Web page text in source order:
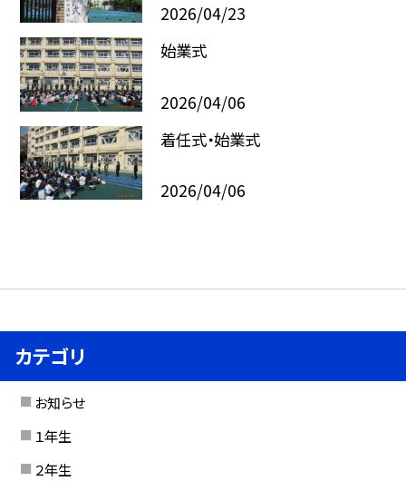
2026/04/23
始業式
2026/04/06
着任式・始業式
2026/04/06
カテゴリ
お知らせ
１年生
２年生